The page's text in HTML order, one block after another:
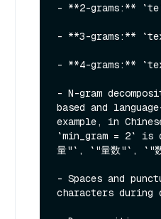
- **2-grams:**
- **3-grams:**
- **4-grams:**
- N-gram
based and
example, in
`min_gram = 2` is
量"`, `"量数"`, `"
- Spaces and
characters during